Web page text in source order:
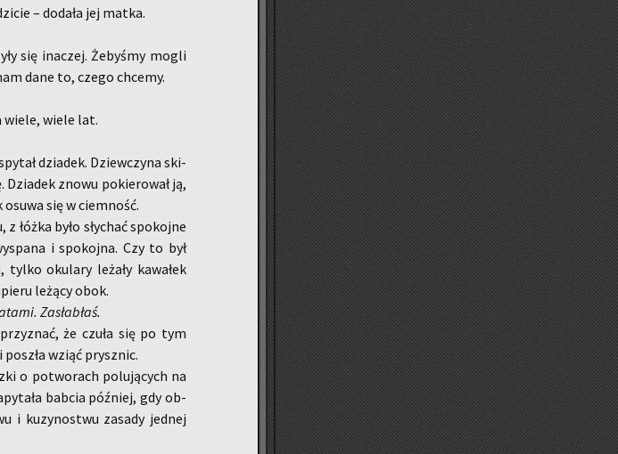
– do­da­ła jej matka.
się ina­czej. Że­by­śmy mogli
dane to, czego chce­my.
wiele, wiele lat.
dzia­dek. Dziew­czy­na ski­
Dzia­dek znowu po­kie­ro­wał ją,
się w ciem­ność.
łóżka było sły­chać spo­koj­ne
i spo­koj­na. Czy to był
oku­la­ry le­ża­ły ka­wa­łek
le­żą­cy obok.
Za­sła­błaś.
że czuła się po tym
wziąć prysz­nic.
o po­two­rach po­lu­ją­cych na
bab­cia póź­niej, gdy ob­
i ku­zy­no­stwu za­sa­dy jed­nej